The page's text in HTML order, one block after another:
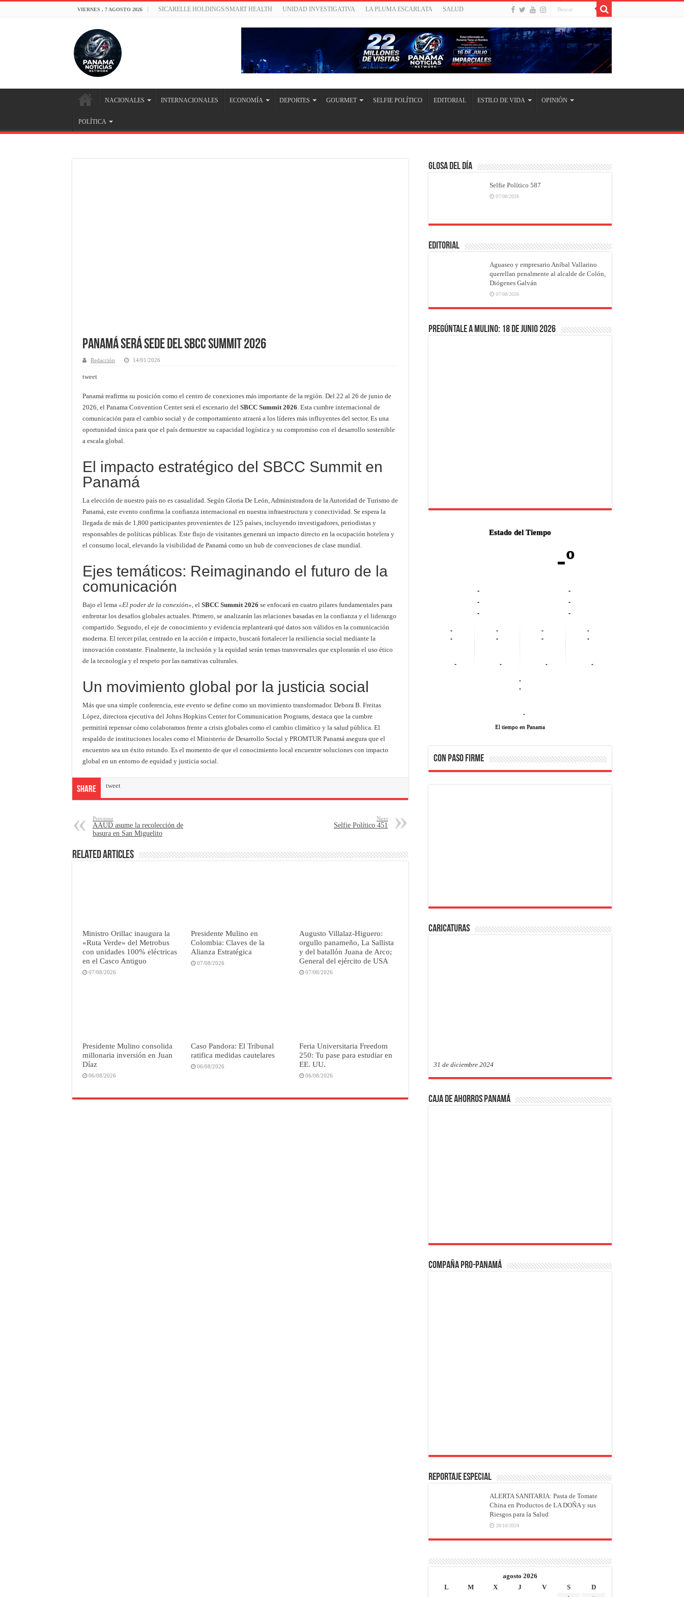
VIERNES , 7 AGOSTO 2026 SICARELLE HOLDINGS/SMART HEALTH UNIDAD INVESTIGATIVA LA PLUMA ESCARLATA SALUD
NACIONALES INTERNACIONALES ECONOMÍA DEPORTES GOURMET SELFIE POLÍTICO EDITORIAL ESTILO DE VIDA OPINIÓN
POLÍTICA
Panamá será sede del SBCC Summit 2026
Redacción 14/01/2026
tweet
Panamá reafirma su posición como el centro de conexiones más importante de la región. Del 22 al 26 de junio de
2026, el Panama Convention Center será el escenario del SBCC Summit 2026 . Esta cumbre internacional de
comunicación para el cambio social y de comportamiento atraerá a los líderes más influyentes del sector. Es una
oportunidad única para que el país demuestre su capacidad logística y su compromiso con el desarrollo sostenible
a escala global.
El impacto estratégico del SBCC Summit en
Panamá
La elección de nuestro país no es casualidad. Según Gloria De León, Administradora de la Autoridad de Turismo de
Panamá, este evento confirma la confianza internacional en nuestra infraestructura y conectividad. Se espera la
llegada de más de 1,800 participantes provenientes de 125 países, incluyendo investigadores, periodistas y
responsables de políticas públicas. Este flujo de visitantes generará un impacto directo en la ocupación hotelera y
el consumo local, elevando la visibilidad de Panamá como un hub de convenciones de clase mundial.
Ejes temáticos: Reimaginando el futuro de la
comunicación
Bajo el lema «El poder de la conexión» , el SBCC Summit 2026 se enfocará en cuatro pilares fundamentales para
enfrentar los desafíos globales actuales. Primero, se analizarán las relaciones basadas en la confianza y el liderazgo
compartido. Segundo, el eje de conocimiento y evidencia replanteará qué datos son válidos en la comunicación
moderna. El tercer pilar, centrado en la acción e impacto, buscará fortalecer la resiliencia social mediante la
innovación constante. Finalmente, la inclusión y la equidad serán temas transversales que explorarán el uso ético
de la tecnología y el respeto por las narrativas culturales.
Un movimiento global por la justicia social
Más que una simple conferencia, este evento se define como un movimiento transformador. Debora B. Freitas
López, directora ejecutiva del Johns Hopkins Center for Communication Programs, destaca que la cumbre
permitirá repensar cómo colaboramos frente a crisis globales como el cambio climático y la salud pública. El
respaldo de instituciones locales como el Ministerio de Desarrollo Social y PROMTUR Panamá asegura que el
encuentro sea un éxito rotundo. Es el momento de que el conocimiento local encuentre soluciones con impacto
global en un entorno de equidad y justicia social.
Share tweet
Previous
AAUD asume la recolección de
basura en San Miguelito
Next
Selfie Político 451
Related Articles
Ministro Orillac inaugura la
«Ruta Verde» del Metrobus
con unidades 100% eléctricas
en el Casco Antiguo
07/08/2026
Presidente Mulino en
Colombia: Claves de la
Alianza Estratégica
07/08/2026
Augusto Villalaz-Higuero:
orgullo panameño, La Sallista
y del batallón Juana de Arco;
General del ejército de USA
07/08/2026
Presidente Mulino consolida
millonaria inversión en Juan
Díaz
06/08/2026
Caso Pandora: El Tribunal
ratifica medidas cautelares
06/08/2026
Feria Universitaria Freedom
250: Tu pase para estudiar en
EE. UU.
06/08/2026
Glosa del Día
Selfie Político 587
07/08/2026
EDITORIAL
Aguaseo y empresario Aníbal Vallarino
querellan penalmente al alcalde de Colón,
Diógenes Galván
07/08/2026
Pregúntale a Mulino: 18 de junio 2026
Estado del Tiempo
-º
-
-
-
-
-
-
-
-
-
-
-
-
-
-
-
-
-
-
-
-
-
El tiempo en Panama
CON PASO FIRME
Caricaturas
31 de diciembre 2024
Caja de Ahorros Panamá
Compaña PRO-Panamá
REPORTAJE ESPECIAL
ALERTA SANITARIA: Pasta de Tomate
China en Productos de LA DOÑA y sus
Riesgos para la Salud
28/10/2024
agosto 2026
L
M X J V S
D